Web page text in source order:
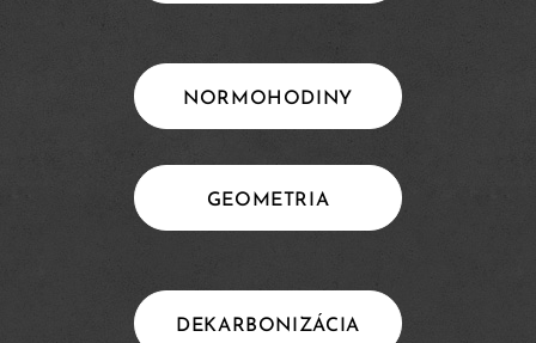
NORMOHODINY
GEOMETRIA
DEKARBONIZÁCIA